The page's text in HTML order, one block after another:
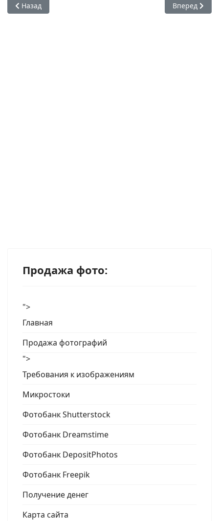
Предыдущий: Как загружать фотографии в фотобанк Fotolia
Назад Следующий:
Вперед
Продажа фото:
">
Главная
Продажа фотографий
">
Требования к изображениям
Микростоки
Фотобанк Shutterstock
Фотобанк Dreamstime
Фотобанк DepositPhotos
Фотобанк Freepik
Получение денег
Карта сайта